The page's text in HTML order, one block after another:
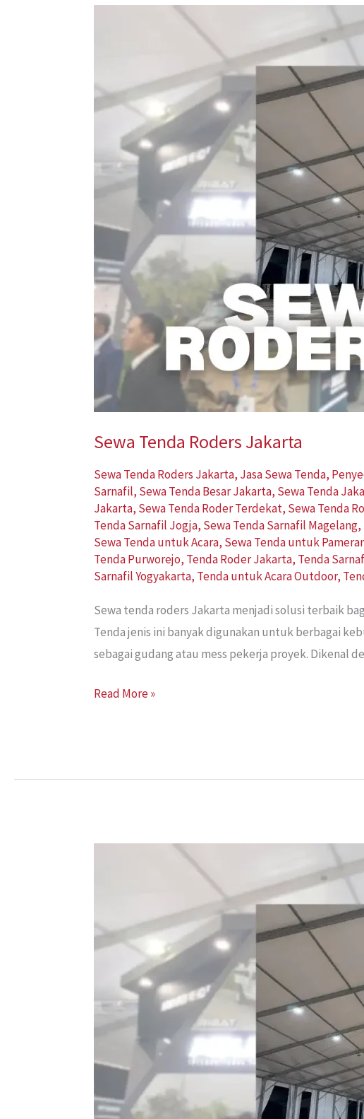
Sewa Tenda Roders Jakarta
Sewa Tenda Roders Jakarta, Jasa Sewa Tenda,
Sarnafil, Sewa Tenda Besar Jakarta, Sewa Tenda
Jakarta, Sewa Tenda Roder Terdekat, Sewa Tenda
Tenda Sarnafil Jogja, Sewa Tenda Sarnafil Magelang,
Sewa Tenda untuk Acara, Sewa Tenda untuk
Tenda Purworejo, Tenda Roder Jakarta, Tenda
Sarnafil Yogyakarta, Tenda untuk Acara Outdoor,
Sewa tenda roders Jakarta menjadi solusi terbaik
Tenda jenis ini banyak digunakan untuk berbagai
sebagai gudang atau mess pekerja proyek.
Read More »